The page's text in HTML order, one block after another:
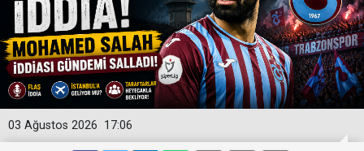
17:06
03 Ağustos 2026